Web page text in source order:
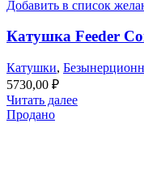
Добавить в список
Катушка Feeder
Катушки,
5730,00 ₽
Читать далее
Продано